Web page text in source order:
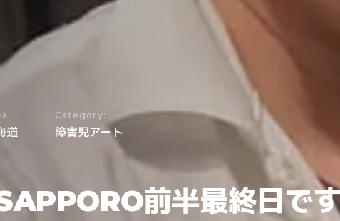
道
Category:
障害児アート
前半最終日で